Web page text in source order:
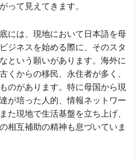
って見えてきます。
には、現地において日本語を母
ジネスを始める際に、そのスタ
という願いがあります。海外に
くからの移民、永住者が多く、
のがあります。特に母国から現
が培った人的、情報ネットワー
た現地で生活基盤を立ち上げ、
相互補助の精神も息づいていま